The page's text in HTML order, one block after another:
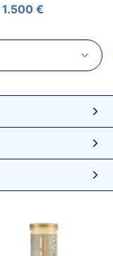
1.500 €
6